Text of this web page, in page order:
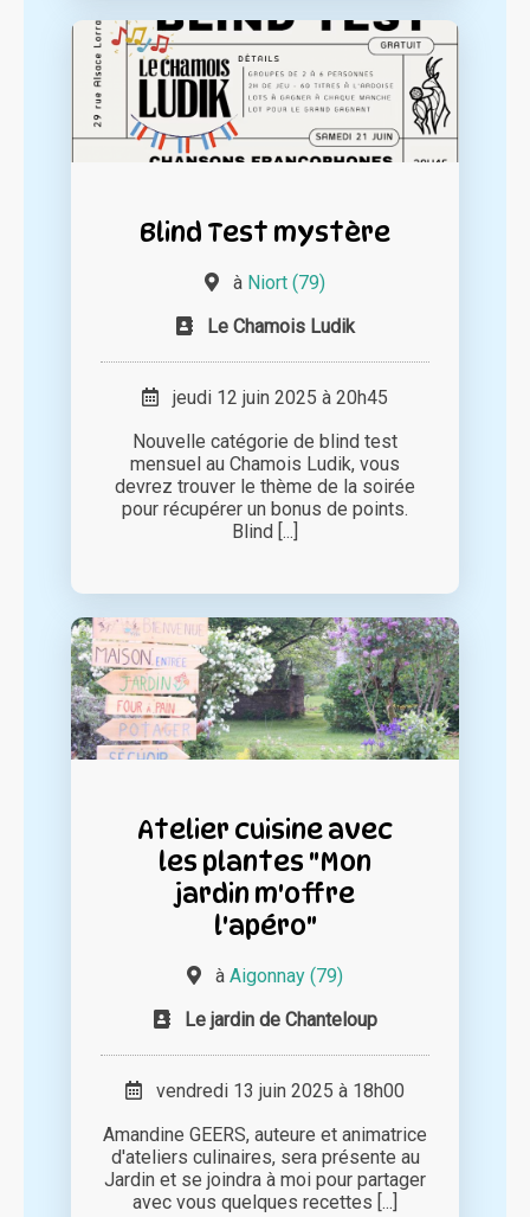
Blind Test mystère
à Niort (79)
Le Chamois Ludik
jeudi 12 juin 2025 à 20h45
Nouvelle catégorie de blind test
mensuel au Chamois Ludik, vous
devrez trouver le thème de la soirée
pour récupérer un bonus de points.
Blind [...]
Atelier cuisine avec
les plantes "Mon
jardin m'offre
l'apéro"
à Aigonnay (79)
Le jardin de Chanteloup
vendredi 13 juin 2025 à 18h00
Amandine GEERS, auteure et animatrice
d'ateliers culinaires, sera présente au
Jardin et se joindra à moi pour partager
avec vous quelques recettes [...]